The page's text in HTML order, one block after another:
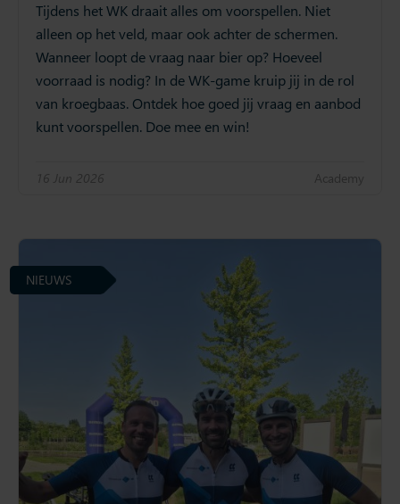
Tijdens het WK draait alles om voorspellen. Niet
alleen op het veld, maar ook achter de schermen.
Wanneer loopt de vraag naar bier op? Hoeveel
voorraad is nodig? In de WK-game kruip jij in de rol
van kroegbaas. Ontdek hoe goed jij vraag en aanbod
kunt voorspellen. Doe mee en win!
16 Jun 2026 Academy
NIEUWS